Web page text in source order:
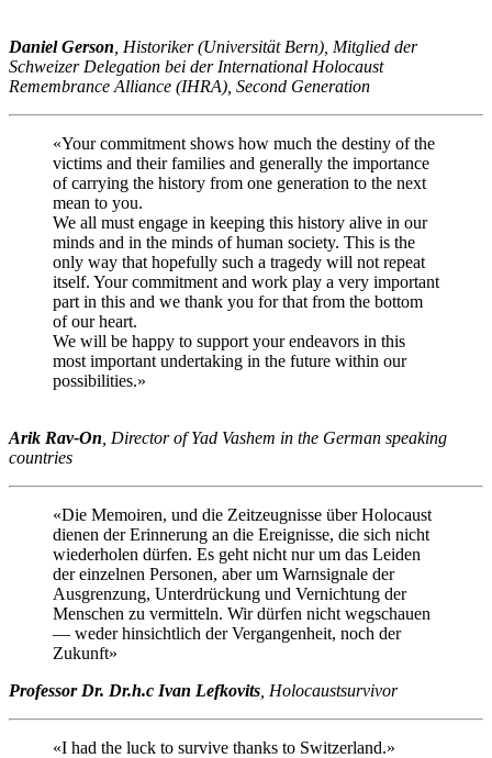
Daniel Gerson , Historiker (Universität Bern), Mitglied der
Schweizer Delegation bei der International Holocaust
Remembrance Alliance (IHRA), Second Generation
«Your commitment shows how much the destiny of the
victims and their families and generally the importance
of carrying the history from one generation to the next
mean to you.
We all must engage in keeping this history alive in our
minds and in the minds of human society. This is the
only way that hopefully such a tragedy will not repeat
itself. Your commitment and work play a very important
part in this and we thank you for that from the bottom
of our heart.
We will be happy to support your endeavors in this
most important undertaking in the future within our
possibilities.»
Arik Rav-On , Director of Yad Vashem in the German speaking
countries
«Die Memoiren, und die Zeitzeugnisse über Holocaust
dienen der Erinnerung an die Ereignisse, die sich nicht
wiederholen dürfen. Es geht nicht nur um das Leiden
der einzelnen Personen, aber um Warnsignale der
Ausgrenzung, Unterdrückung und Vernichtung der
Menschen zu vermitteln. Wir dürfen nicht wegschauen
— weder hinsichtlich der Vergangenheit, noch der
Zukunft»
Professor Dr. Dr.h.c Ivan Lefkovits , Holocaustsurvivor
«I had the luck to survive thanks to Switzerland.»